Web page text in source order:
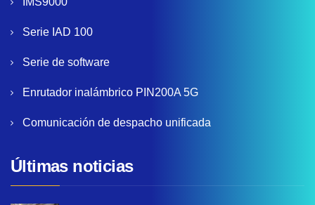
Serie IAD 100
Serie de software
Enrutador inalámbrico PIN200A 5G
Comunicación de despacho unificada
Últimas noticias